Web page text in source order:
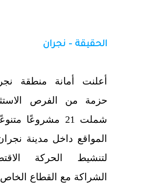
الحقيقة – نجران
أعلنت أمانة منطقة
حزمة من الفرص
شملت 21 مشروعًا
المواقع داخل مدينة
لتنشيط الحركة
الشراكة مع القطاع الخاص